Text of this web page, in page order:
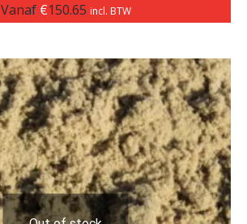
Vanaf €150.65 incl. BTW